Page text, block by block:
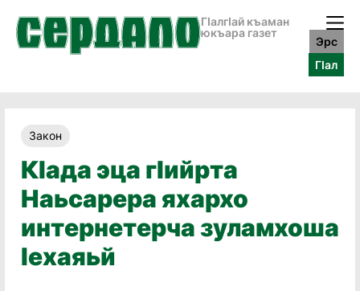
ГӀалгӀай къаман
юкъара газет
Эрс
ГӀал
Закон
Кӏада эца гӏийрта
Наьсарера яхархо
интернетерча зуламхоша
ӏехаяьй